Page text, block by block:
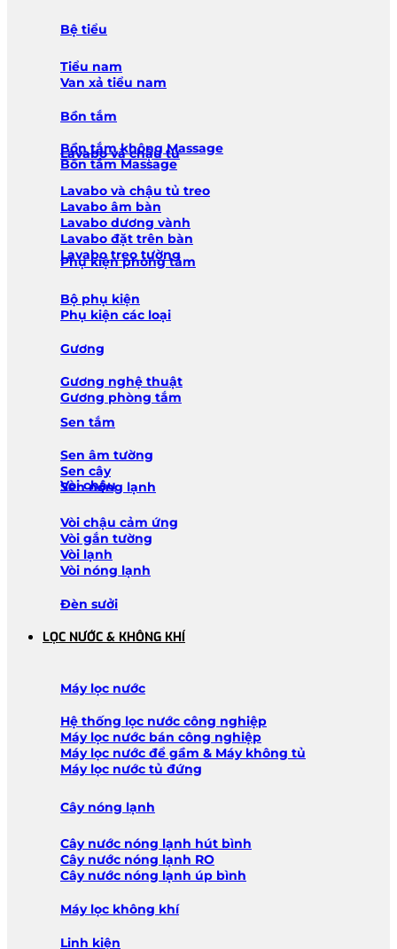
Bệ tiểu
Tiểu nam
Van xả tiểu nam
Bồn tắm
Bồn tắm không Massage
Bồn tắm Massage
Lavabo và chậu tủ
Lavabo và chậu tủ treo
Lavabo âm bàn
Lavabo dương vành
Lavabo đặt trên bàn
Lavabo treo tường
Phụ kiện phòng tắm
Bộ phụ kiện
Phụ kiện các loại
Gương
Gương nghệ thuật
Gương phòng tắm
Sen tắm
Sen âm tường
Sen cây
Sen nóng lạnh
Vòi chậu
Vòi chậu cảm ứng
Vòi gắn tường
Vòi lạnh
Vòi nóng lạnh
Đèn sưởi
LỌC NƯỚC & KHÔNG KHÍ
Máy lọc nước
Hệ thống lọc nước công nghiệp
Máy lọc nước bán công nghiệp
Máy lọc nước để gầm & Máy không tủ
Máy lọc nước tủ đứng
Cây nóng lạnh
Cây nước nóng lạnh hút bình
Cây nước nóng lạnh RO
Cây nước nóng lạnh úp bình
Máy lọc không khí
Linh kiện